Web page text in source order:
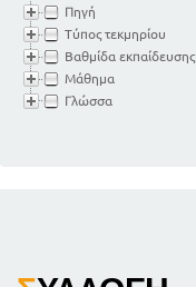
Πηγή
Τύπος τεκμηρίου
Βαθμίδα εκπαίδευσης
Μάθημα
Γλώσσα